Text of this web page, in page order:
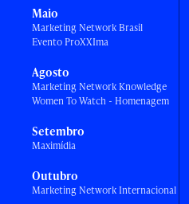
Maio
Marketing Network Brasil
Evento ProXXIma
Agosto
Marketing Network Knowledge
Women To Watch - Homenagem
Setembro
Maximídia
Outubro
Marketing Network Internacional